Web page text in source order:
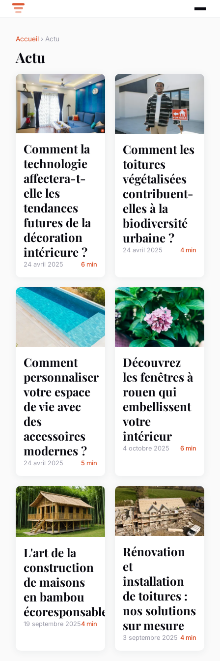
Accueil › Actu
Actu
Comment la
technologie
affectera-t-
elle les
tendances
futures de la
décoration
intérieure ?
24 avril 2025 6 min
Comment les
toitures
végétalisées
contribuent-
elles à la
biodiversité
urbaine ?
24 avril 2025 4 min
Comment
personnaliser
votre espace
de vie avec
des
accessoires
modernes ?
24 avril 2025 5 min
Découvrez
les fenêtres à
rouen qui
embellissent
votre
intérieur
4 octobre 2025 6 min
L'art de la
construction
de maisons
en bambou
écoresponsables
19 septembre 20254 min
Rénovation
et
installation
de toitures :
nos solutions
sur mesure
3 septembre 2025 4 min